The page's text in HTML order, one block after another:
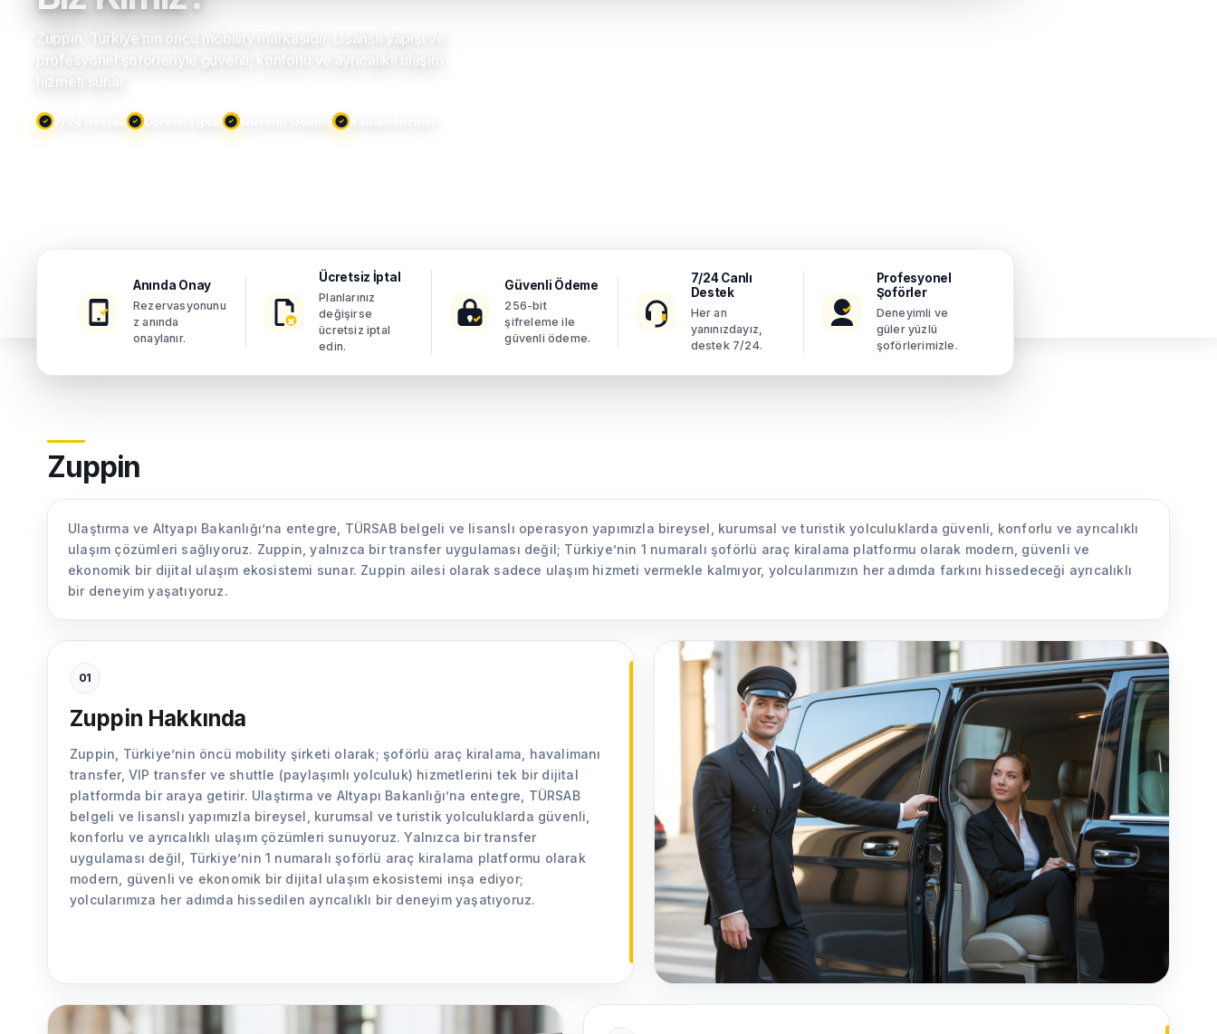
Zuppin, Türkiye’nin öncü mobility markasıdır. Lisanslı yapısı ve
profesyonel şoförleriyle güvenli, konforlu ve ayrıcalıklı ulaşım
hizmeti sunar.
Ücretsiz İptal Güvenli Ödeme
Anında Onay
Rezervasyonunu
z anında
onaylanır.
Ücretsiz İptal
Planlarınız
değişirse
ücretsiz iptal
edin.
Güvenli Ödeme
256-bit
şifreleme ile
güvenli ödeme.
7/24 Canlı
Destek
Her an
yanınızdayız,
destek 7/24.
Profesyonel
Şoförler
Deneyimli ve
güler yüzlü
şoförlerimizle.
Zuppin
Ulaştırma ve Altyapı Bakanlığı’na entegre, TÜRSAB belgeli ve lisanslı operasyon yapımızla bireysel, kurumsal ve turistik yolculuklarda güvenli, konforlu ve ayrıcalıklı
ulaşım çözümleri sağlıyoruz. Zuppin, yalnızca bir transfer uygulaması değil; Türkiye’nin 1 numaralı şoförlü araç kiralama platformu olarak modern, güvenli ve
ekonomik bir dijital ulaşım ekosistemi sunar. Zuppin ailesi olarak sadece ulaşım hizmeti vermekle kalmıyor, yolcularımızın her adımda farkını hissedeceği ayrıcalıklı
bir deneyim yaşatıyoruz.
01
Zuppin Hakkında
Zuppin, Türkiye’nin öncü mobility şirketi olarak; şoförlü araç kiralama, havalimanı
transfer, VIP transfer ve shuttle (paylaşımlı yolculuk) hizmetlerini tek bir dijital
platformda bir araya getirir. Ulaştırma ve Altyapı Bakanlığı’na entegre, TÜRSAB
belgeli ve lisanslı yapımızla bireysel, kurumsal ve turistik yolculuklarda güvenli,
konforlu ve ayrıcalıklı ulaşım çözümleri sunuyoruz. Yalnızca bir transfer
uygulaması değil, Türkiye’nin 1 numaralı şoförlü araç kiralama platformu olarak
modern, güvenli ve ekonomik bir dijital ulaşım ekosistemi inşa ediyor;
yolcularımıza her adımda hissedilen ayrıcalıklı bir deneyim yaşatıyoruz.